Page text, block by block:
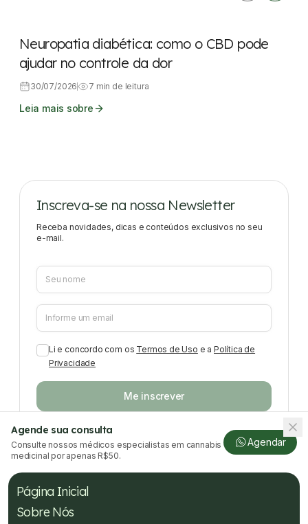
Neuropatia diabética: como o CBD pode
ajudar no controle da dor
30/07/2026 7 min de leitura
Leia mais sobre
Inscreva-se na nossa Newsletter
Receba novidades, dicas e conteúdos exclusivos no seu
e-mail.
Li e concordo com os Termos de Uso e a Política de
Privacidade
Me inscrever
Agende sua consulta
Consulte nossos médicos especialistas em cannabis
medicinal por apenas R$50.
Agendar
Página Inicial
Sobre Nós